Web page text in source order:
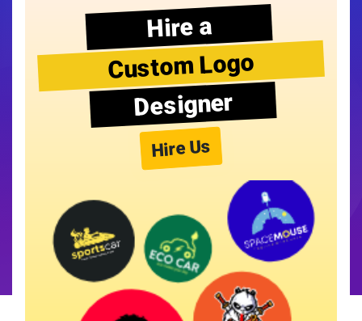
Hire a
Custom Logo
Designer
Hire Us